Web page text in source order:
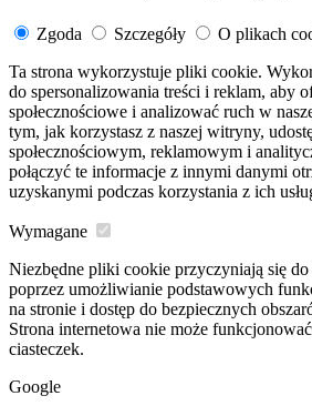
Zgoda Szczegóły
O plikach
Ta strona wykorzystuje pliki cookie.
do spersonalizowania treści i reklam, aby
społecznościowe i analizować ruch w
tym, jak korzystasz z naszej witryny,
społecznościowym, reklamowym i
połączyć te informacje z innymi danymi
uzyskanymi podczas korzystania z ich
Wymagane
Niezbędne pliki cookie przyczyniają się
poprzez umożliwianie podstawowych
na stronie i dostęp do bezpiecznych
Strona internetowa nie może
ciasteczek.
Google